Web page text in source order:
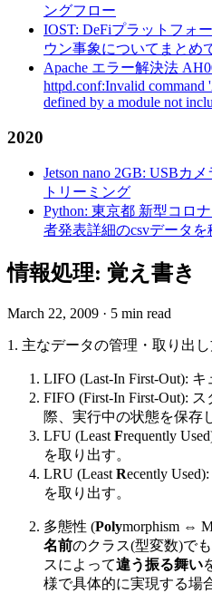
ングフロー
IOST: DeFiプラットフォ
ウン事象についてまとめ
Apache エラー解決法
httpd.conf:Invalid command
defined by a module not
2020
Jetson nano 2GB: USBカ
トリーミング
Python: 東京都 新型コロ
者発表詳細のcsvデータ
情報処理: 覚え書き
March 22, 2009 · 5 min read
1. 主なデータの管理・取り出
LIFO (Last-In First-Out):
FIFO (First-In First-Out):
際、実行中の状態を保存
LFU (Least Frequently
を取り出す。
LRU (Least Recently
を取り出す。
多態性 (Polymorphism ⇔
名前のクラス(型変数)で
スによって違う振る舞い
様で具体的に実現する場